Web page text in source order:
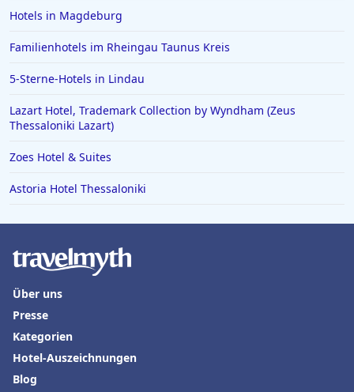
Hotels in Magdeburg
Familienhotels im Rheingau Taunus Kreis
5-Sterne-Hotels in Lindau
Lazart Hotel, Trademark Collection by Wyndham (Zeus
Thessaloniki Lazart)
Zoes Hotel & Suites
Astoria Hotel Thessaloniki
Über uns
Presse
Kategorien
Hotel-Auszeichnungen
Blog